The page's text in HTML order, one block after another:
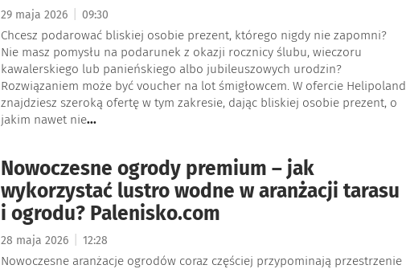
29 maja 2026 09:30
Chcesz podarować bliskiej osobie prezent, którego nigdy nie zapomni?
Nie masz pomysłu na podarunek z okazji rocznicy ślubu, wieczoru
kawalerskiego lub panieńskiego albo jubileuszowych urodzin?
Rozwiązaniem może być voucher na lot śmigłowcem. W ofercie Helipoland
znajdziesz szeroką ofertę w tym zakresie, dając bliskiej osobie prezent, o
jakim nawet nie...
Nowoczesne ogrody premium – jak
wykorzystać lustro wodne w aranżacji tarasu
i ogrodu? Palenisko.com
28 maja 2026 12:28
Nowoczesne aranżacje ogrodów coraz częściej przypominają przestrzenie